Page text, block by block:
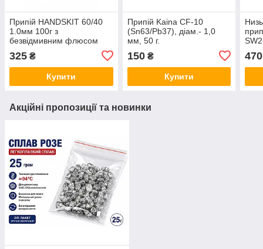
Припій HANDSKIT 60/40
1.0мм 100г з
безвідмивним флюсом
електроніки
325 ₴
Купити
Припій Kaina CF-10
(Sn63/Pb37), діам.- 1,0
мм, 50 г.
150₴
Купити
470
Акційні пропозиції та новинки